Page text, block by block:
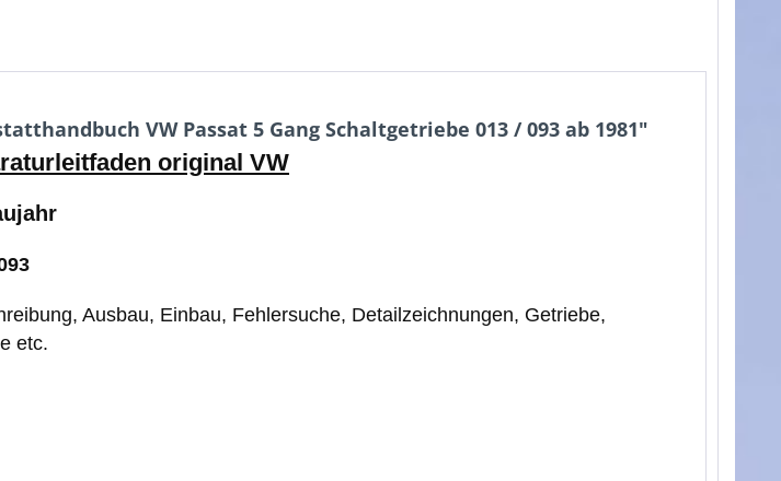
VW Passat 5 Gang Schaltgetriebe 013 / 093 ab 1981"
original VW
Ausbau, Einbau, Fehlersuche, Detailzeichnungen, Getriebe,
etc.